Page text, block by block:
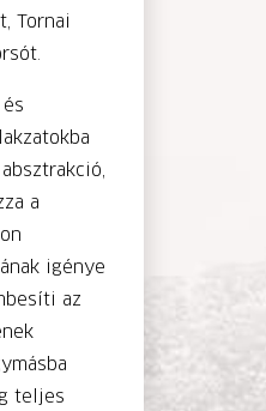
Tornai
a
igénye
az
teljes